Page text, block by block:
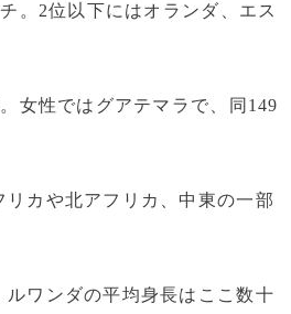
。2位以下にはオランダ、エス
女性ではグアテマラで、同149
カや北アフリカ、中東の一部
ワンダの平均身長はここ数十